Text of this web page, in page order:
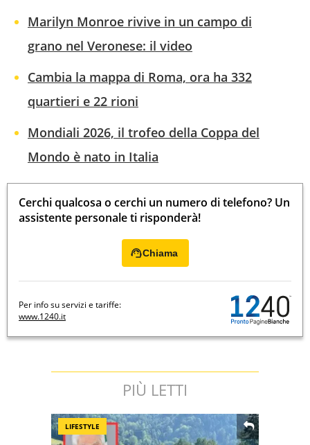
Marilyn Monroe rivive in un campo di
grano nel Veronese: il video
Cambia la mappa di Roma, ora ha 332
quartieri e 22 rioni
Mondiali 2026, il trofeo della Coppa del
Mondo è nato in Italia
Cerchi qualcosa o cerchi un numero di telefono? Un
assistente personale ti risponderà!
Chiama
Per info su servizi e tariffe:
www.1240.it
PIÙ LETTI
LIFESTYLE